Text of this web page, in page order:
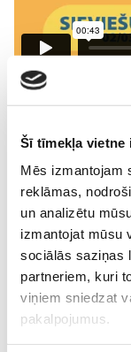
Šī tīmekļa
Mēs izmantojam
reklāmas,
un analizētu
izmantojat mūsu
sociālās saziņas
partneriem, kuri
viņiem sniedzat
pakalpojumus.
Sieviešu-festivāls
Veselība
Lasi vēl